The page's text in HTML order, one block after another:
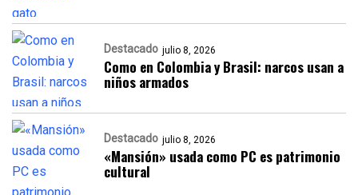
Destacado julio 8, 2026
Como en Colombia y Brasil: narcos usan a
niños armados
Destacado julio 8, 2026
«Mansión» usada como PC es patrimonio
cultural